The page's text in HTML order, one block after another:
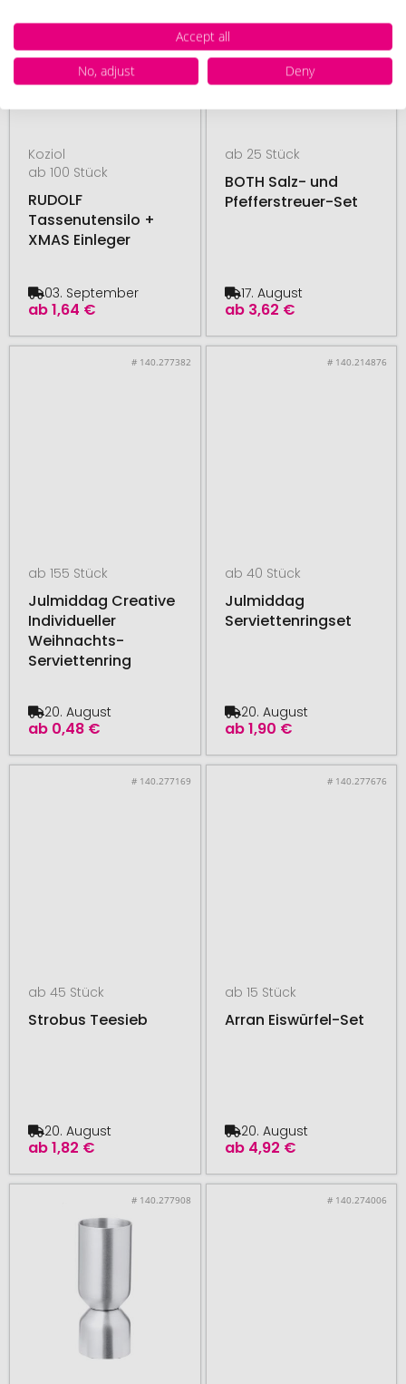
Koziol
ab 100 Stück
RUDOLF
Tassenutensilo +
XMAS Einleger
ab1,64 €
03. September
ab 25 Stück
BOTH Salz- und
Pfefferstreuer-Set
ab 3,62 €
17. August
# 140.277382
ab 155 Stück
Julmiddag Creative
Individueller
Weihnachts-
Serviettenring
ab 0,48 €
20. August
# 140.214876
ab 40 Stück
Julmiddag
Serviettenringset
ab1,90 €
20. August
# 140.277169
ab 45 Stück
Strobus Teesieb
ab1,82 €
20. August
# 140.277676
ab 15 Stück
Arran Eiswürfel-Set
ab 4,92 €
20. August
# 140.277908 # 140.274006
Accept all
No, adjust
Deny